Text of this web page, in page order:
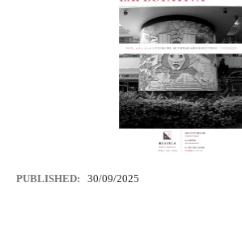
PUBLISHED: 30/09/2025